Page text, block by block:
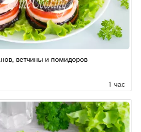
ветчины и помидоров
1 час